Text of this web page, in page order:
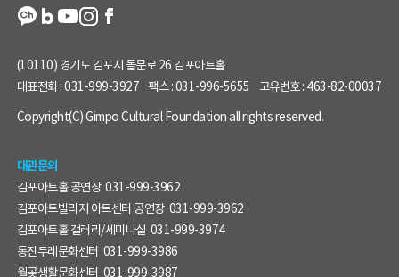
(10110) 경기도 김포시 돌문로 26 김포아트홀
대표전화 :031-999-3927 팩스 :031-996-5655 고유번호 : 463-82-00037
Copyright(C) Gimpo Cultural Foundation all rights reserved.
대관문의
김포아트홀 공연장 031-999-3962
김포아트빌리지 아트센터 공연장 031-999-3962
김포아트홀 갤러리/세미나실 031-999-3974
통진두레문화센터 031-999-3986
월곶생활문화센터 031-999-3987